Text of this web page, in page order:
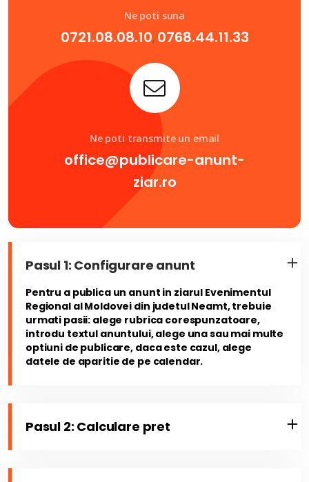
Ne poti suna
0721.08.08.10, 0768.44.11.33
Ne poti transmite un email
office@publicare-anunt-
ziar.ro
Pasul 1: Configurare anunt
Pentru a publica un anunt in ziarul Evenimentul
Regional al Moldovei din judetul Neamt, trebuie
urmati pasii: alege rubrica corespunzatoare,
introdu textul anuntului, alege una sau mai multe
optiuni de publicare, daca este cazul, alege
datele de aparitie de pe calendar.
Pasul 2: Calculare pret